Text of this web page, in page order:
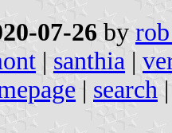
07-26 by
| santhia |
| search